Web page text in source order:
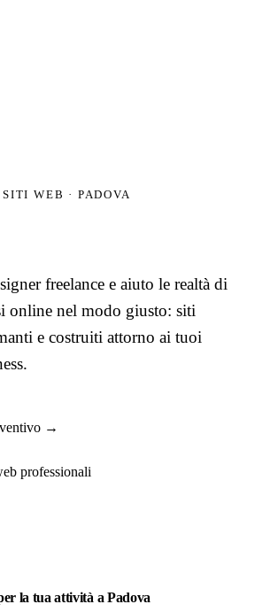
WEB · PADOVA
freelance e aiuto le realtà di
online nel modo giusto: siti
e costruiti attorno ai tuoi
→
professionali
la tua attività a Padova